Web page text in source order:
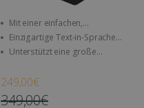
Mit einer einfachen,
benutzerfreundlichen und
intuitiven Benutzeroberfläche
Einzigartige Text-in-Sprache-
Technologie ermöglicht das
Vorlesen beliebiger
Unterstützt eine große
einschließlich DOCX, JPEG, MP3,
WAV und PDF
249,00€
349,00€